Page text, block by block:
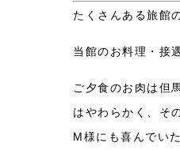
たくさんある旅館
当館のお料理・接
ご夕食のお肉は但
はやわらかく、そ
M様にも喜んでい